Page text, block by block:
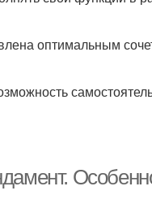
оптимальным